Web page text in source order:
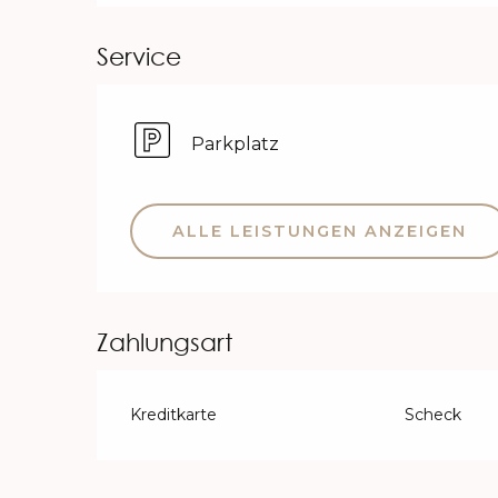
Service
Parkplatz
ALLE LEISTUNGEN ANZEIGEN
Zahlungsart
Kreditkarte Scheck